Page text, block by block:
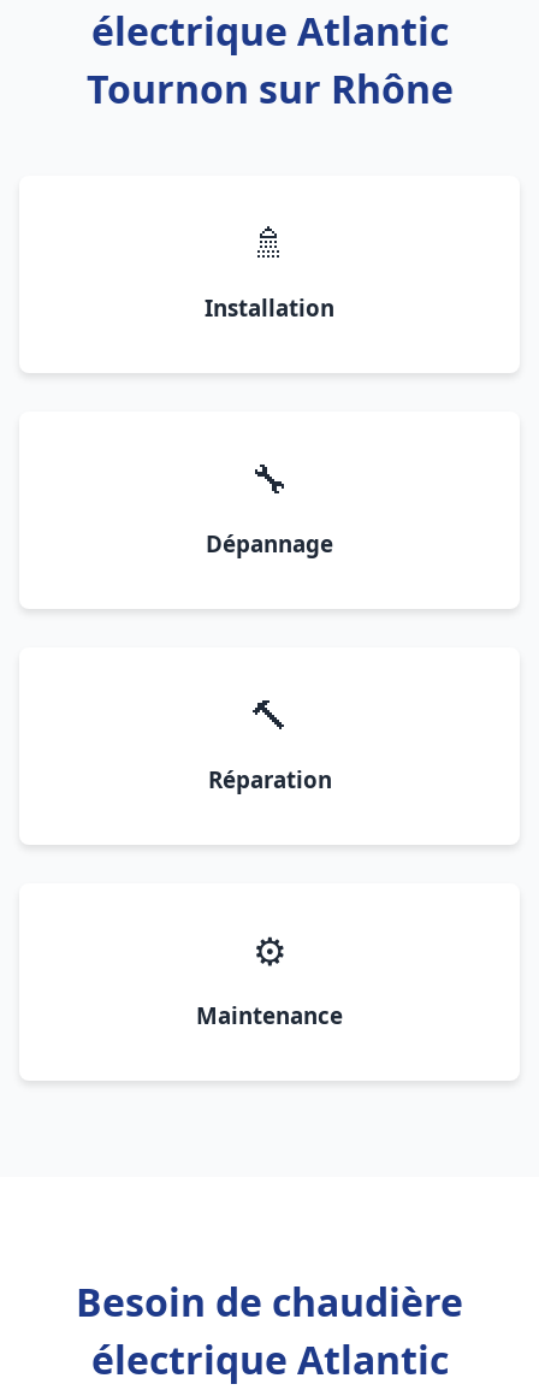
électrique Atlantic
Tournon sur Rhône
🚿
Installation
🔧
Dépannage
🔨
Réparation
⚙️
Maintenance
Besoin de chaudière
électrique Atlantic